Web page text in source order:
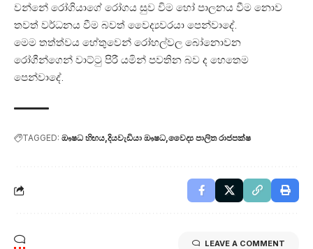
වන්නේ රෝගියාගේ රෝගය සුව විම හෝ පාලනය වීම නොව
තවත් වර්ධනය වීම බවත් වෛද්‍යවරයා පෙන්වාදේ.
මෙම තත්ත්වය හේතුවෙන් රෝහල්වල බෝනොවන
රෝගීන්ගෙන් වාට්ටු පිරී යමින් පවතින බව ද හෙතෙම
පෙන්වාදේ.
TAGGED: ඖෂධ හිඟය දියවැඩියා ඖෂධ වෛද්‍ය පාලිත රාජපක්ෂ
LEAVE A COMMENT